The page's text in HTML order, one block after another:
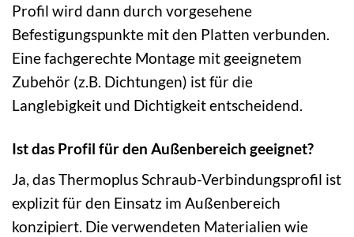
Profil wird dann durch vorgesehene
Befestigungspunkte mit den Platten verbunden.
Eine fachgerechte Montage mit geeignetem
Zubehör (z.B. Dichtungen) ist für die
Langlebigkeit und Dichtigkeit entscheidend.
Ist das Profil für den Außenbereich geeignet?
Ja, das Thermoplus Schraub-Verbindungsprofil ist
explizit für den Einsatz im Außenbereich
konzipiert. Die verwendeten Materialien wie